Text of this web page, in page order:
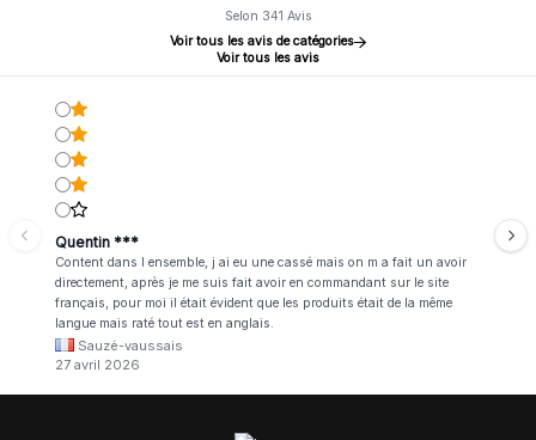
Selon 341 Avis
Voir tous les avis de catégories
Voir tous les avis
Quentin ***
Content dans l ensemble, j ai eu une cassé mais on m a fait un avoir
directement, après je me suis fait avoir en commandant sur le site
français, pour moi il était évident que les produits était de la même
langue mais raté tout est en anglais.
Sauzé-vaussais
27 avril 2026